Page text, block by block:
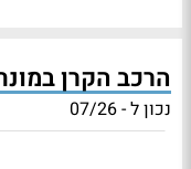
הרכב הקרן
נכון ל - 07/26